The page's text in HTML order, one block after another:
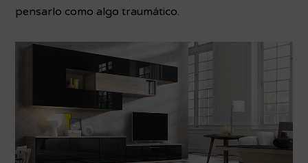
pensarlo como algo traumático.